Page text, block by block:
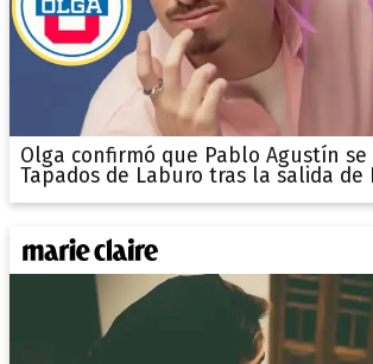
Olga confirmó que Pablo Agustín se
Tapados de Laburo tras la salida de